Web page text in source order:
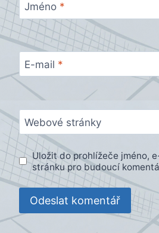
Jméno *
E-mail *
Webové stránky
Uložit do prohlížeče jméno,
stránku pro budoucí